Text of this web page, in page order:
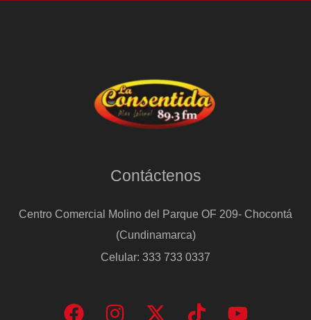
Contáctenos
Centro Comercial Molino del Parque OF 209- Chocontá
(Cundinamarca)
Celular: 333 733 0337